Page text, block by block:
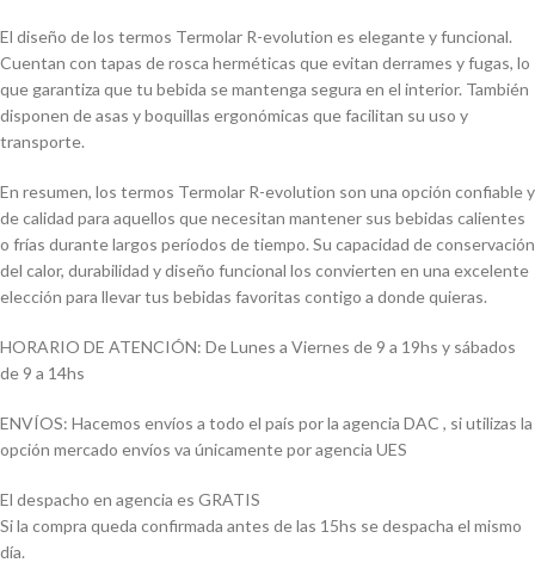
El diseño de los termos Termolar R-evolution es elegante y funcional.
Cuentan con tapas de rosca herméticas que evitan derrames y fugas, lo
que garantiza que tu bebida se mantenga segura en el interior. También
disponen de asas y boquillas ergonómicas que facilitan su uso y
transporte.
En resumen, los termos Termolar R-evolution son una opción confiable y
de calidad para aquellos que necesitan mantener sus bebidas calientes
o frías durante largos períodos de tiempo. Su capacidad de conservación
del calor, durabilidad y diseño funcional los convierten en una excelente
elección para llevar tus bebidas favoritas contigo a donde quieras.
HORARIO DE ATENCIÓN: De Lunes a Viernes de 9 a 19hs y sábados
de 9 a 14hs
ENVÍOS: Hacemos envíos a todo el país por la agencia DAC , si utilizas la
opción mercado envíos va únicamente por agencia UES
El despacho en agencia es GRATIS
Si la compra queda confirmada antes de las 15hs se despacha el mismo
día.